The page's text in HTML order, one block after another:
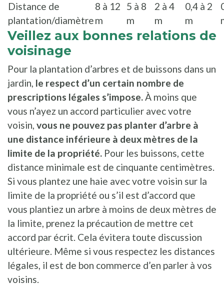
Distance de
plantation/diamètre
8 à 12
m
5 à 8
m
2 à 4
m
0,4 à 2
m
Veillez aux bonnes relations de
voisinage
Pour la plantation d’arbres et de buissons dans un
jardin, le respect d’un certain nombre de
prescriptions légales s’impose.À moins que
vous n’ayez un accord particulier avec votre
voisin, vous ne pouvez pas planter d’arbre à
une distance inférieure à deux mètres de la
limite de la propriété. Pour les buissons, cette
distance minimale est de cinquante centimètres.
Si vous plantez une haie avec votre voisin sur la
limite de la propriété ou s’il est d’accord que
vous plantiez un arbre à moins de deux mètres de
la limite, prenez la précaution de mettre cet
accord par écrit. Cela évitera toute discussion
ultérieure. Même si vous respectez les distances
légales, il est de bon commerce d’en parler à vos
voisins.